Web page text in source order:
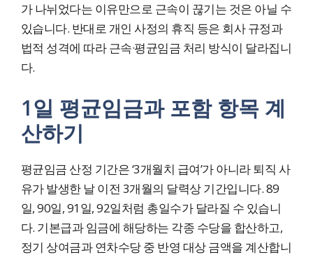
가 나뉘었다는 이유만으로 근속이 끊기는 것은 아닐 수
있습니다. 반대로 개인 사정의 휴직 등은 회사 규정과
법적 성격에 따라 근속·평균임금 처리 방식이 달라집니
다.
1일 평균임금과 포함 항목 계
산하기
평균임금 산정 기간은 ‘3개월치 급여’가 아니라 퇴직 사
유가 발생한 날 이전 3개월의 달력상 기간입니다. 89
일, 90일, 91일, 92일처럼 총일수가 달라질 수 있습니
다. 기본급과 임금에 해당하는 각종 수당을 합산하고,
정기 상여금과 연차수당 중 반영 대상 금액을 계산합니